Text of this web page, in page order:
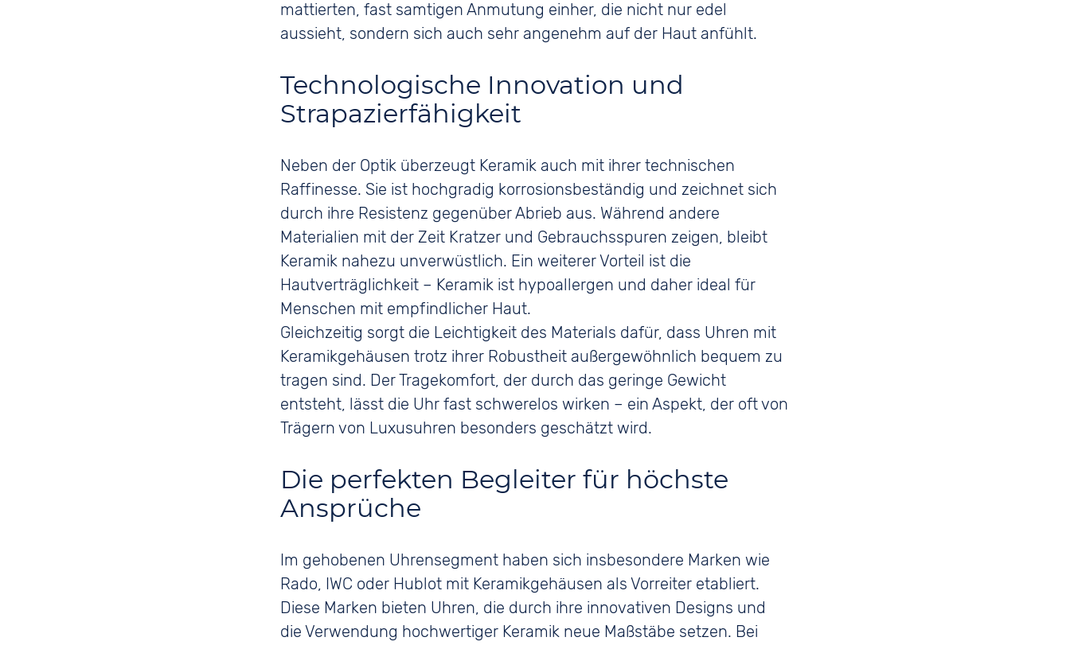
mattierten, fast samtigen Anmutung einher, die nicht nur edel
aussieht, sondern sich auch sehr angenehm auf der Haut anfühlt.
Technologische Innovation und
Strapazierfähigkeit
Neben der Optik überzeugt Keramik auch mit ihrer technischen
Raffinesse. Sie ist hochgradig korrosionsbeständig und zeichnet sich
durch ihre Resistenz gegenüber Abrieb aus. Während andere
Materialien mit der Zeit Kratzer und Gebrauchsspuren zeigen, bleibt
Keramik nahezu unverwüstlich. Ein weiterer Vorteil ist die
Hautverträglichkeit – Keramik ist hypoallergen und daher ideal für
Menschen mit empfindlicher Haut.
Gleichzeitig sorgt die Leichtigkeit des Materials dafür, dass Uhren mit
Keramikgehäusen trotz ihrer Robustheit außergewöhnlich bequem zu
tragen sind. Der Tragekomfort, der durch das geringe Gewicht
entsteht, lässt die Uhr fast schwerelos wirken – ein Aspekt, der oft von
Trägern von Luxusuhren besonders geschätzt wird.
Die perfekten Begleiter für höchste
Ansprüche
Im gehobenen Uhrensegment haben sich insbesondere Marken wie
Rado, IWC oder Hublot mit Keramikgehäusen als Vorreiter etabliert.
Diese Marken bieten Uhren, die durch ihre innovativen Designs und
die Verwendung hochwertiger Keramik neue Maßstäbe setzen. Bei